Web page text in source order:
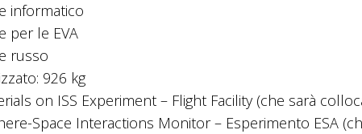
informatico
per le EVA
russo
926 kg
on ISS Experiment – Flight Facility (che sarà
Space Interactions Monitor – Esperimento ESA